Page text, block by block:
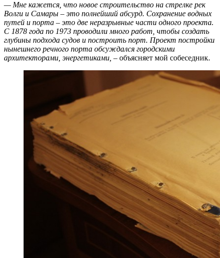
— Мне кажется, что новое строительство на стрелке рек
Волги и Самары – это полнейший абсурд. Сохранение водных
путей и порта – это две неразрывные части одного проекта.
С 1878 года по 1973 проводили много работ, чтобы создать
глубины подхода судов и построить порт. Проект постройки
нынешнего речного порта обсуждался городскими
архитекторами, энергетиками, – объясняет мой собеседник.